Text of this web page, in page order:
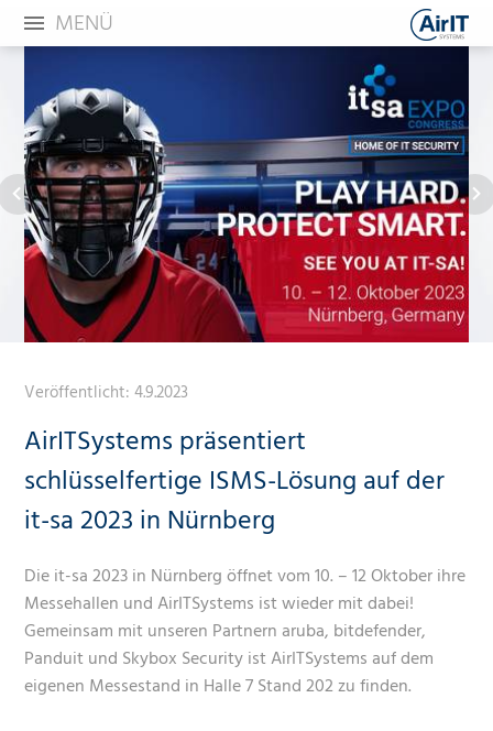
MENÜ
Veröffentlicht:4.9.2023
AirITSystems präsentiert
schlüsselfertige ISMS-Lösung auf der
it-sa 2023 in Nürnberg
Die it-sa 2023 in Nürnberg öffnet vom 10. – 12 Oktober ihre
Messehallen und AirITSystems ist wieder mit dabei!
Gemeinsam mit unseren Partnern aruba, bitdefender,
Panduit und Skybox Security ist AirITSystems auf dem
eigenen Messestand in Halle 7 Stand 202 zu finden.